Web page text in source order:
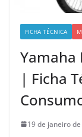
FICHA TÉCNICA
Yamaha
| Ficha
19 de janeiro